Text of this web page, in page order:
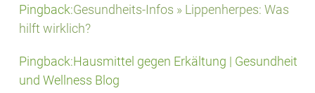
Pingback:Gesundheits-Infos » Lippenherpes: Was
hilft wirklich?
Pingback:Hausmittel gegen Erkältung | Gesundheit
und Wellness Blog